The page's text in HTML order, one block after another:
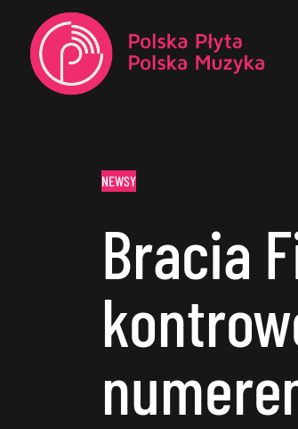
NEWSY
Bracia